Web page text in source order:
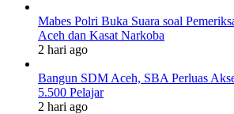
Mabes Polri Buka Suara soal
Aceh dan Kasat Narkoba
2 hari ago
Bangun SDM Aceh, SBA Perluas
5.500 Pelajar
2 hari ago